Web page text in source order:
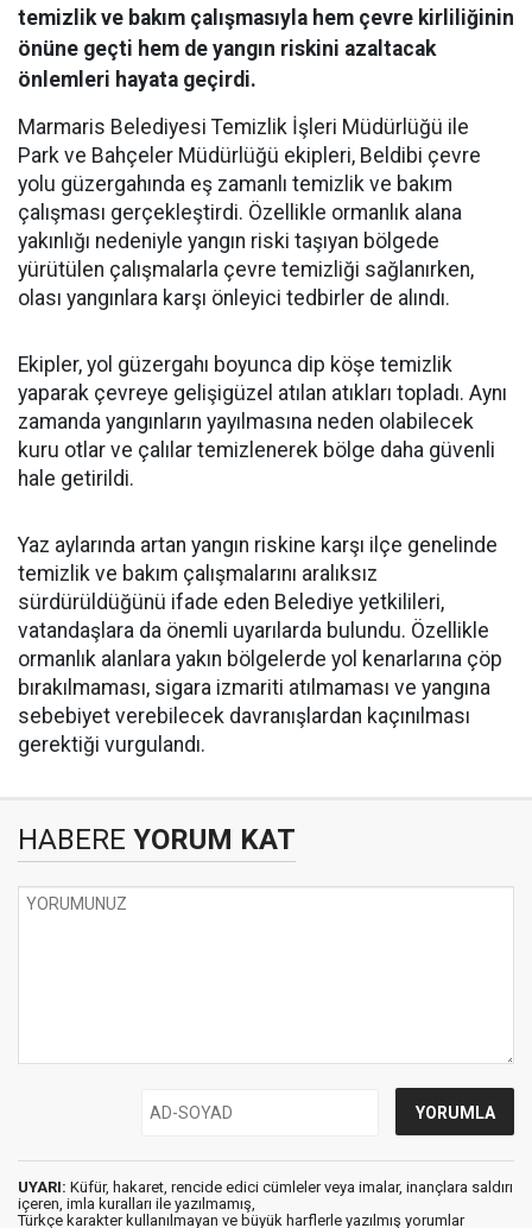
temizlik ve bakım çalışmasıyla hem çevre kirliliğinin
önüne geçti hem de yangın riskini azaltacak
önlemleri hayata geçirdi.
Marmaris Belediyesi Temizlik İşleri Müdürlüğü ile
Park ve Bahçeler Müdürlüğü ekipleri, Beldibi çevre
yolu güzergahında eş zamanlı temizlik ve bakım
çalışması gerçekleştirdi. Özellikle ormanlık alana
yakınlığı nedeniyle yangın riski taşıyan bölgede
yürütülen çalışmalarla çevre temizliği sağlanırken,
olası yangınlara karşı önleyici tedbirler de alındı.
Ekipler, yol güzergahı boyunca dip köşe temizlik
yaparak çevreye gelişigüzel atılan atıkları topladı. Aynı
zamanda yangınların yayılmasına neden olabilecek
kuru otlar ve çalılar temizlenerek bölge daha güvenli
hale getirildi.
Yaz aylarında artan yangın riskine karşı ilçe genelinde
temizlik ve bakım çalışmalarını aralıksız
sürdürüldüğünü ifade eden Belediye yetkilileri,
vatandaşlara da önemli uyarılarda bulundu. Özellikle
ormanlık alanlara yakın bölgelerde yol kenarlarına çöp
bırakılmaması, sigara izmariti atılmaması ve yangına
sebebiyet verebilecek davranışlardan kaçınılması
gerektiği vurgulandı.
HABERE YORUM KAT
UYARI: Küfür, hakaret, rencide edici cümleler veya imalar, inançlara saldırı
içeren, imla kuralları ile yazılmamış,
Türkçe karakter kullanılmayan ve büyük harflerle yazılmış yorumlar